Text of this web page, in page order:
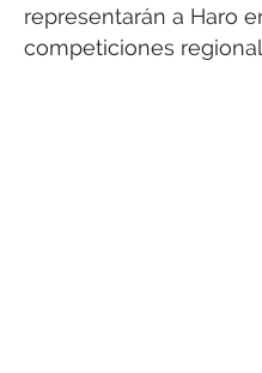
representarán a Haro
competiciones